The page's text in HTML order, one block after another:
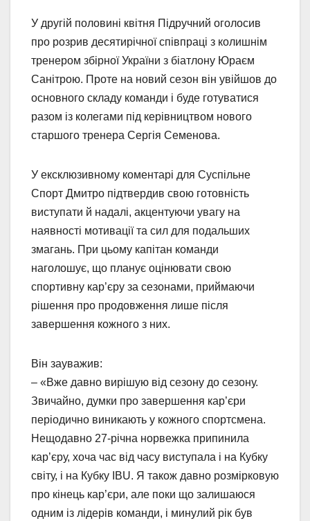
У другій половині квітня Підручний оголосив
про розрив десятирічної співпраці з колишнім
тренером збірної України з біатлону Юраєм
Санітрою. Проте на новий сезон він увійшов до
основного складу команди і буде готуватися
разом із колегами під керівництвом нового
старшого тренера Сергія Семенова.
У ексклюзивному коментарі для Суспільне
Спорт Дмитро підтвердив свою готовність
виступати й надалі, акцентуючи увагу на
наявності мотивації та сил для подальших
змагань. При цьому капітан команди
наголошує, що планує оцінювати свою
спортивну кар’єру за сезонами, приймаючи
рішення про продовження лише після
завершення кожного з них.
Він зауважив:
– «Вже давно вирішую від сезону до сезону.
Звичайно, думки про завершення кар’єри
періодично виникають у кожного спортсмена.
Нещодавно 27-річна норвежка припинила
кар’єру, хоча час від часу виступала і на Кубку
світу, і на Кубку IBU. Я також давно розмірковую
про кінець кар’єри, але поки що залишаюся
одним із лідерів команди, і минулий рік був